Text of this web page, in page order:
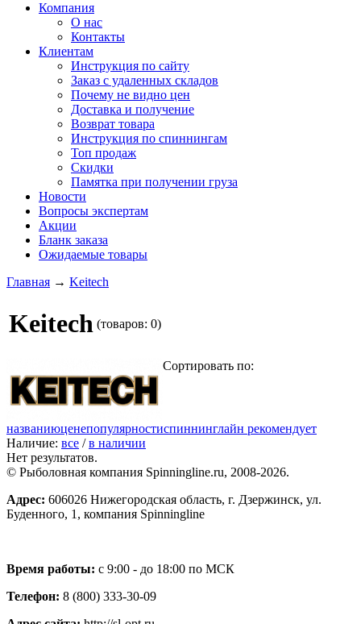
Компания
О нас
Контакты
Клиентам
Инструкция по сайту
Заказ с удаленных складов
Почему не видно цен
Доставка и получение
Возврат товара
Инструкция по спиннингам
Топ продаж
Скидки
Памятка при получении груза
Новости
Вопросы экспертам
Акции
Бланк заказа
Ожидаемые товары
Главная → Keitech
Keitech (товаров: 0)
Сортировать по:
названиюценепопулярностиспиннинглайн рекомендует
Наличие: все /в наличии
Нет результатов.
© Рыболовная компания Spinningline.ru, 2008-2026.
Адрес: 606026 Нижегородская область, г. Дзержинск, ул.
Буденного, 1, компания Spinningline
Время работы: с 9:00 - до 18:00 по МСК
Телефон: 8 (800) 333-30-09